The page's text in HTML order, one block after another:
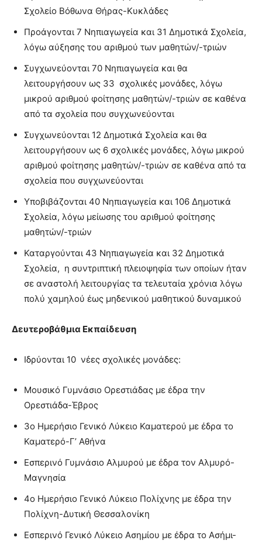
Σχολείο Βόθωνα Θήρας-Κυκλάδες
Προάγονται 7 Νηπιαγωγεία και 31 Δημοτικά Σχολεία,
λόγω αύξησης του αριθμού των μαθητών/-τριών
Συγχωνεύονται 70 Νηπιαγωγεία και θα
λειτουργήσουν ως 33 σχολικές μονάδες, λόγω
μικρού αριθμού φοίτησης μαθητών/-τριών σε καθένα
από τα σχολεία που συγχωνεύονται
Συγχωνεύονται 12 Δημοτικά Σχολεία και θα
λειτουργήσουν ως 6 σχολικές μονάδες, λόγω μικρού
αριθμού φοίτησης μαθητών/-τριών σε καθένα από τα
σχολεία που συγχωνεύονται
Υποβιβάζονται 40 Νηπιαγωγεία και 106 Δημοτικά
Σχολεία, λόγω μείωσης του αριθμού φοίτησης
μαθητών/-τριών
Καταργούνται 43 Νηπιαγωγεία και 32 Δημοτικά
Σχολεία, η συντριπτική πλειοψηφία των οποίων ήταν
σε αναστολή λειτουργίας τα τελευταία χρόνια λόγω
πολύ χαμηλού έως μηδενικού μαθητικού δυναμικού
Δευτεροβάθμια Εκπαίδευση
Ιδρύονται 10 νέες σχολικές μονάδες:
Μουσικό Γυμνάσιο Ορεστιάδας με έδρα την
Ορεστιάδα-Έβρος
3ο Ημερήσιο Γενικό Λύκειο Καματερού με έδρα το
Καματερό-Γ’ Αθήνα
Εσπερινό Γυμνάσιο Αλμυρού με έδρα τον Αλμυρό-
Μαγνησία
4ο Ημερήσιο Γενικό Λύκειο Πολίχνης με έδρα την
Πολίχνη-Δυτική Θεσσαλονίκη
Εσπερινό Γενικό Λύκειο Ασημίου με έδρα το Ασήμι-